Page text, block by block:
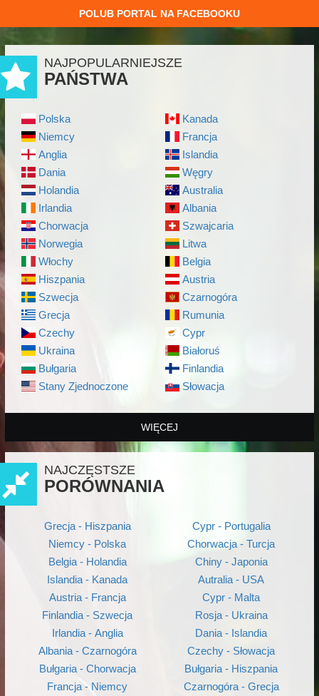
POLUB PORTAL NA FACEBOOKU
NAJPOPULARNIEJSZE
PAŃSTWA
Polska
Niemcy
Anglia
Dania
Holandia
Irlandia
Chorwacja
Norwegia
Włochy
Hiszpania
Szwecja
Grecja
Czechy
Ukraina
Bułgaria
Stany Zjednoczone
Kanada
Francja
Islandia
Węgry
Australia
Albania
Szwajcaria
Litwa
Belgia
Austria
Czarnogóra
Rumunia
Cypr
Białoruś
Finlandia
Słowacja
WIĘCEJ
NAJCZĘSTSZE
PORÓWNANIA
Grecja - Hiszpania
Niemcy - Polska
Belgia - Holandia
Islandia - Kanada
Austria - Francja
Finlandia - Szwecja
Irlandia - Anglia
Albania - Czarnogóra
Bułgaria - Chorwacja
Francja - Niemcy
Cypr - Portugalia
Chorwacja - Turcja
Chiny - Japonia
Autralia - USA
Cypr - Malta
Rosja - Ukraina
Dania - Islandia
Czechy - Słowacja
Bułgaria - Hiszpania
Czarnogóra - Grecja